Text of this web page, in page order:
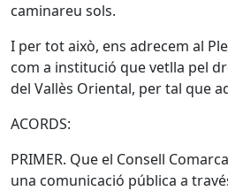
caminareu sols.
I per tot això, ens adrecem al
com a institució que vetlla pel
del Vallès Oriental, per tal que
ACORDS:
PRIMER. Que el Consell
una comunicació pública a